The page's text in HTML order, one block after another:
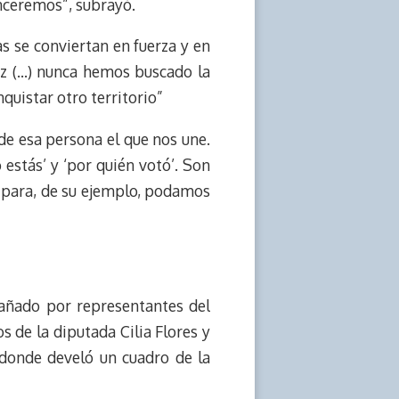
subrayó.
se conviertan en fuerza y en
(…) nunca hemos buscado la
otro territorio”
esa persona el que nos une.
y ‘por quién votó’. Son
de su ejemplo, podamos
por representantes del
de la diputada Cilia Flores y
develó un cuadro de la